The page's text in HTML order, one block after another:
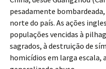
pesadamente
norte do país. As ações
populações vencidas à
sagrados, à destruição de
homicídios em larga escala,